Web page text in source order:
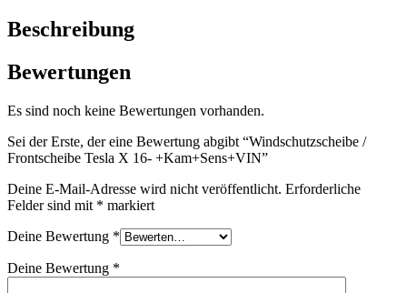
Beschreibung
Bewertungen
Es sind noch keine Bewertungen vorhanden.
Sei der Erste, der eine Bewertung abgibt “Windschutzscheibe /
Frontscheibe Tesla X 16- +Kam+Sens+VIN”
Deine E-Mail-Adresse wird nicht veröffentlicht. Erforderliche
Felder sind mit * markiert
Deine Bewertung *
Deine Bewertung *